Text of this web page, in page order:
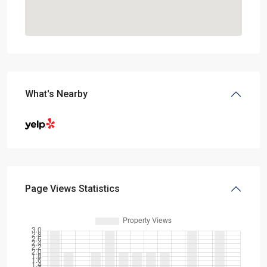
What's Nearby
Page Views Statistics